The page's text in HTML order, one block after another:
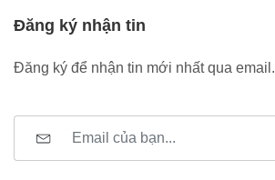
Đăng ký nhận tin
Đăng ký để nhận tin mới nhất qua email.